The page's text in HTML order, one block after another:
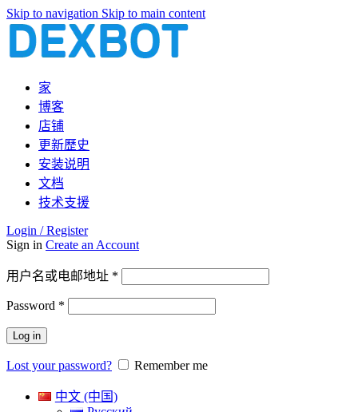
Skip to navigation Skip to main content
家
博客
店铺
更新歷史
安装说明
文档
技术支援
Login / Register
Sign in Create an Account
用户名或电邮地址 *
Password *
Log in
Lost your password? Remember me
中文 (中国)